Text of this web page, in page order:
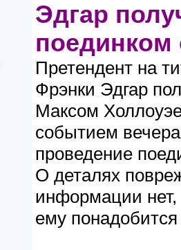
Эдгар
поединком
Претендент на
Фрэнки Эдгар
Максом
событием
проведение
О деталях
информации нет,
ему